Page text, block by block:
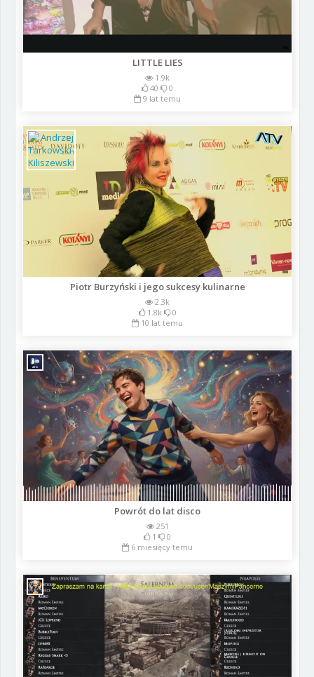
LITTLE LIES
1.9k
40
0
9 lat temu
Piotr Burzyński i jego sukcesy kulinarne
2.3k
1.8k
0
10 lat temu
Powrót do lat disco
251
1
0
6 miesięcy temu